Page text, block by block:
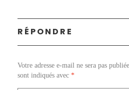
RÉPONDRE
Votre adresse e-mail ne sera pas
sont indiqués avec *